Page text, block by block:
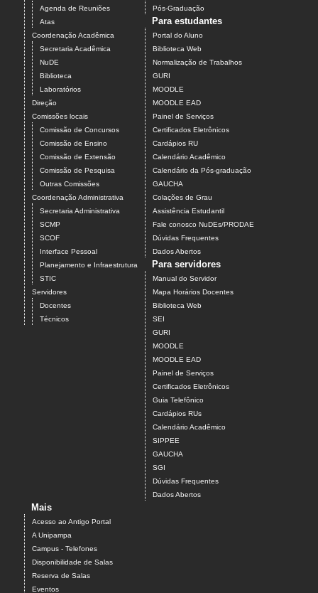
Agenda de Reuniões
Atas
Coordenação Acadêmica
Secretaria Acadêmica
NuDE
Biblioteca
Laboratórios
Direção
Comissões locais
Comissão de Concursos
Comissão de Ensino
Comissão de Extensão
Comissão de Pesquisa
Outras Comissões
Coordenação Administrativa
Secretaria Administrativa
SCMP
SCOF
Interface Pessoal
Planejamento e Infraestrutura
STIC
Servidores
Docentes
Técnicos
Pós-Graduação
Para estudantes
Portal do Aluno
Biblioteca Web
Normalização de Trabalhos
GURI
MOODLE
MOODLE EAD
Painel de Serviços
Certificados Eletrônicos
Cardápios RU
Calendário Acadêmico
Calendário da Pós-graduação
GAUCHA
Colações de Grau
Assistência Estudantil
Fale conosco NuDEs/PRODAE
Dúvidas Frequentes
Dados Abertos
Para servidores
Manual do Servidor
Mapa Horários Docentes
Biblioteca Web
SEI
GURI
MOODLE
MOODLE EAD
Painel de Serviços
Certificados Eletrônicos
Guia Telefônico
Cardápios RUs
Calendário Acadêmico
SIPPEE
GAUCHA
SGI
Dúvidas Frequentes
Dados Abertos
Mais
Acesso ao Antigo Portal
A Unipampa
Campus - Telefones
Disponibilidade de Salas
Reserva de Salas
Eventos